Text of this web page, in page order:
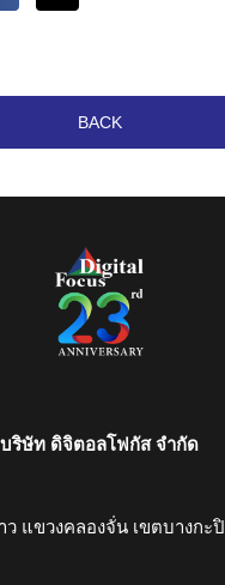
BACK
บริษัท ดิจิตอลโฟกัส จำกัด
ว แขวงคลองจั่น เขตบางกะปิ